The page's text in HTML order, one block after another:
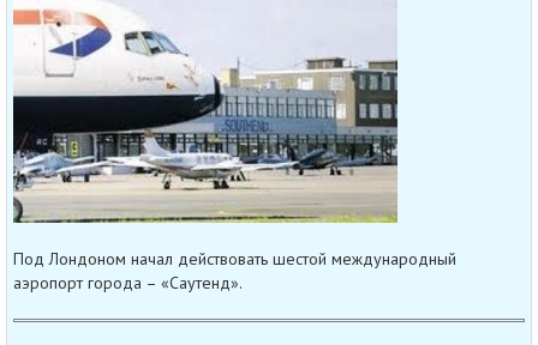
Под Лондоном начал действовать шестой международный
аэропорт города – «Саутенд».